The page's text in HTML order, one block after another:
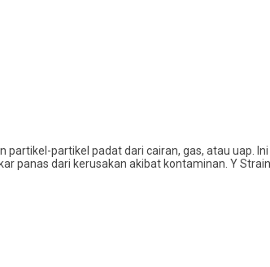
partikel padat dari cairan, gas, atau uap.
panas dari kerusakan akibat kontaminan. Y